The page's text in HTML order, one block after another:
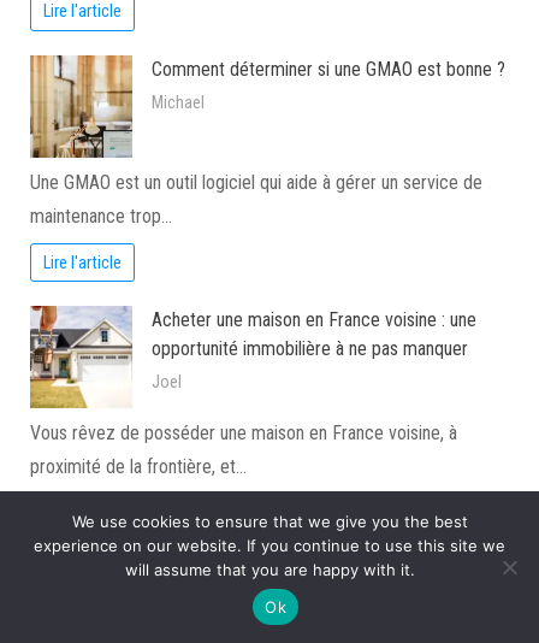
Lire l'article
Comment déterminer si une GMAO est bonne ?
Michael
Une GMAO est un outil logiciel qui aide à gérer un service de
maintenance trop…
Lire l'article
Acheter une maison en France voisine : une
opportunité immobilière à ne pas manquer
Joel
Vous rêvez de posséder une maison en France voisine, à
proximité de la frontière, et…
Lire l'article
La digitalisation du secteur immobilier :
innovations pour quelles opportunités
We use cookies to ensure that we give you the best
experience on our website. If you continue to use this site we
will assume that you are happy with it.
Ok